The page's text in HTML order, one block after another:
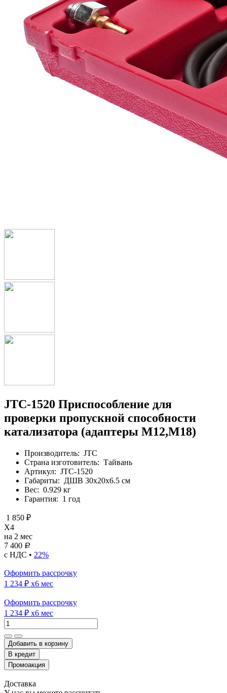
JTC-1520 Приспособление для
проверки пропускной способности
катализатора (адаптеры M12,M18)
Производитель: JTC
Страна изготовитель: Тайвань
Артикул: JTC-1520
Габариты: ДШВ 30х20х6.5 см
Вес: 0.929 кг
Гарантия: 1 год
1 850 ₽
X4
на 2 мес
7 400 Р
с НДС • 22%
Оформить рассрочку
1 234 ₽ x6 мес
Оформить рассрочку
1 234 ₽ x6 мес
Добавить в корзину
Доставка